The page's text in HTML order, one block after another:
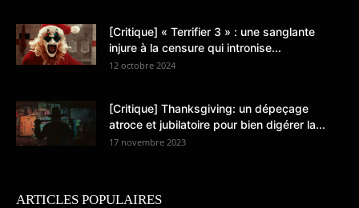
[Critique] « Terrifier 3 » : une sanglante
injure à la censure qui intronise...
12 octobre 2024
[Critique] Thanksgiving: un dépeçage
atroce et jubilatoire pour bien digérer la...
17 novembre 2023
ARTICLES POPULAIRES